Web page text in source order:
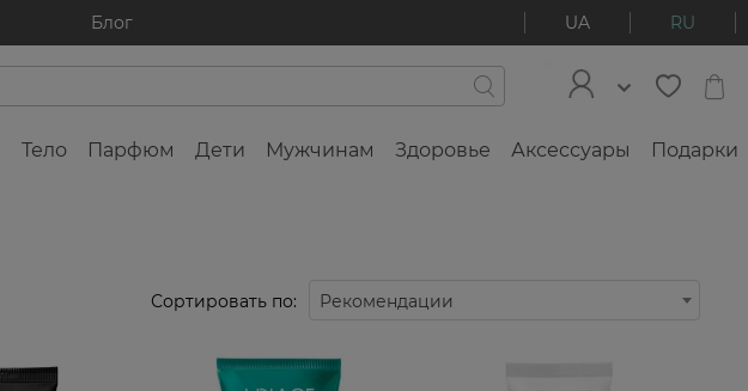
Блог UA RU
Тело Парфюм Дети Мужчинам Здоровье Аксессуары Подарки
Сортировать по: Рекомендации